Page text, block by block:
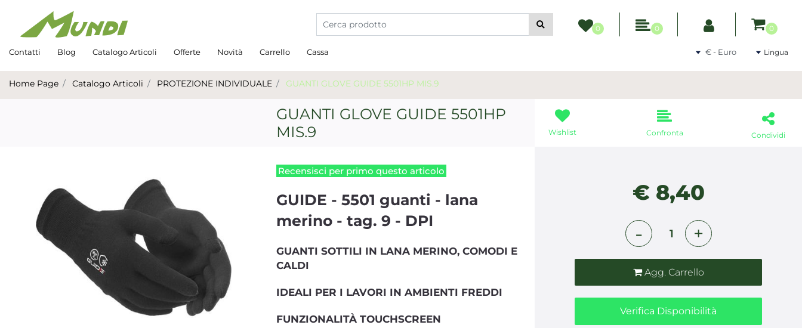
La modifica di un filtro aggiorna automaticamente gli altri filtri disponibili.
0 0 0
Contatti Blog Catalogo Articoli Offerte Novità Carrello Cassa Seleziona una valutaLingua
Home Page Catalogo Articoli PROTEZIONE INDIVIDUALE GUANTI GLOVE GUIDE 5501HP MIS.9
GUANTI GLOVE GUIDE 5501HP
MIS.9
Recensisci per primo questo articolo
GUIDE - 5501 guanti - lana
merino - tag. 9 - DPI
GUANTI SOTTILI IN LANA MERINO, COMODI E
CALDI
IDEALI PER I LAVORI IN AMBIENTI FREDDI
FUNZIONALITÀ TOUCHSCREEN
Wishlist Confronta Condividi
€ 8,40
Agg. Carrello
Verifica Disponibilità